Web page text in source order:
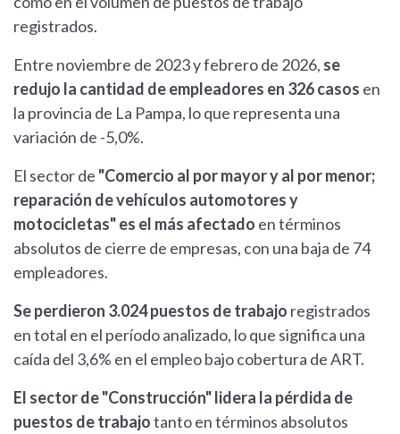
registrados.
Entre noviembre de 2023 y febrero de 2026, se
redujo la cantidad de empleadores en 326 casos en
la provincia de La Pampa, lo que representa una
variación de -5,0%.
El sector de "Comercio al por mayor y al por menor;
reparación de vehículos automotores y
motocicletas" es el más afectado en términos
absolutos de cierre de empresas, con una baja de 74
empleadores.
Se perdieron 3.024 puestos de trabajo registrados
en total en el período analizado, lo que significa una
caída del 3,6% en el empleo bajo cobertura de ART.
El sector de "Construcción" lidera la pérdida de
puestos de trabajotanto en términos absolutos